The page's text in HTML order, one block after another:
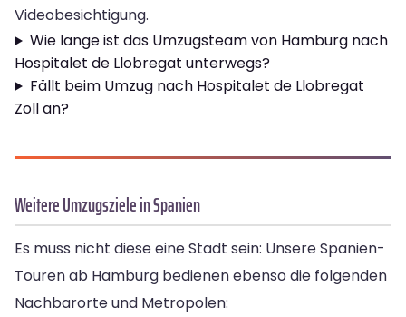
Videobesichtigung.
Wie lange ist das Umzugsteam von Hamburg nach
Hospitalet de Llobregat unterwegs?
Fällt beim Umzug nach Hospitalet de Llobregat
Zoll an?
Weitere Umzugsziele in Spanien
Es muss nicht diese eine Stadt sein: Unsere Spanien-
Touren ab Hamburg bedienen ebenso die folgenden
Nachbarorte und Metropolen: